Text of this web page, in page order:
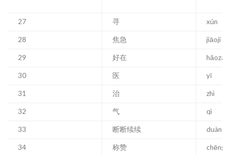
27 寻 xún
28 焦急 jiāojí
29 好在 hǎozài
30 医 yī
31 治 zhì
32 气 qì
33 断断续续
34 称赞